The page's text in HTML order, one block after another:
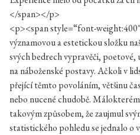
</span></p>
<p><span style=“font-
významovou a estetickou složku
svých bedrech vypravěči, poetové,
na náboženské postavy. Ačkoli v
přející těmto povoláním, většinu
nebo nucené chudobě.
takovým způsobem, že zaujmul
statistického pohledu se jednalo o